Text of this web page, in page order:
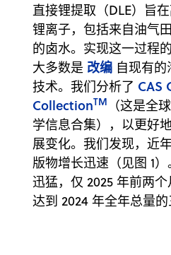
直接锂提取（DLE）旨
锂离子，包括来自油气
的卤水。实现这一过程
大多数是 改编 自现有
技术。我们分析了 CAS
CollectionTM
（这是全
学信息合集），以更好
展变化。我们发现，近
版物增长迅速（见图 1
迅猛，仅 2025 年前两
达到 2024 年全年总量